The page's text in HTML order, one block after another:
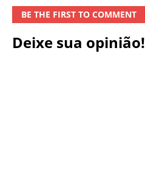
BE THE FIRST TO COMMENT
Deixe sua opinião!